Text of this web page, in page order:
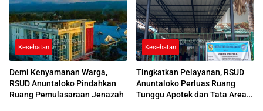
Kesehatan
Demi Kenyamanan Warga,
RSUD Anuntaloko Pindahkan
Ruang Pemulasaraan Jenazah
Kesehatan
Tingkatkan Pelayanan, RSUD
Anuntaloko Perluas Ruang
Tunggu Apotek dan Tata Area